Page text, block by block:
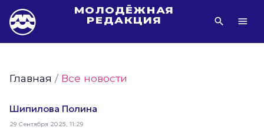
МОЛОДЁЖНАЯ
РЕДАКЦИЯ
Фото Молодёжи Москвы
Фотогалереи Молодёжи Москвы
Главная /Все новости
Шипилова Полина
29 Сентября 2025, 11:29